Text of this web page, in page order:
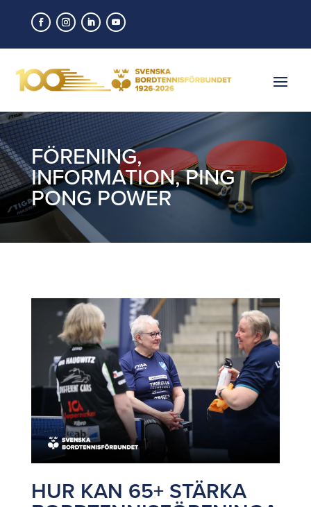
FÖRENING,
INFORMATION,PING
PONG POWER
HUR KAN 65+ STÄRKA